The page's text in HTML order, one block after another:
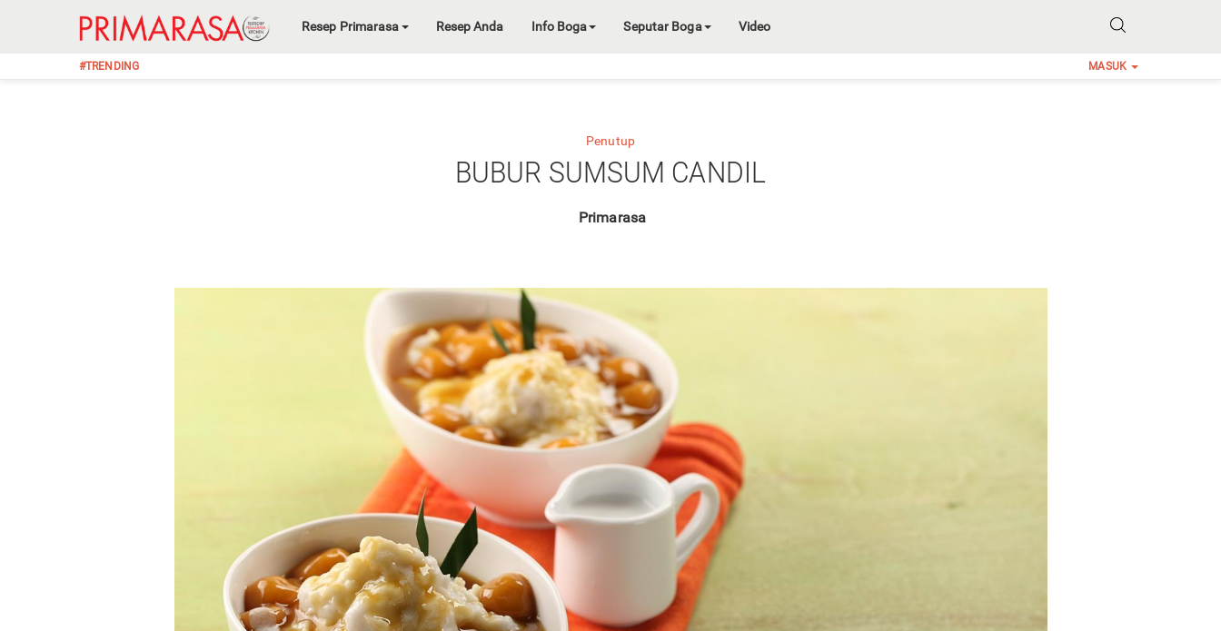
Resep Primarasa Resep Anda Info Boga Seputar Boga Video
#TRENDING MASUK
Penutup
BUBUR SUMSUM CANDIL
Primarasa